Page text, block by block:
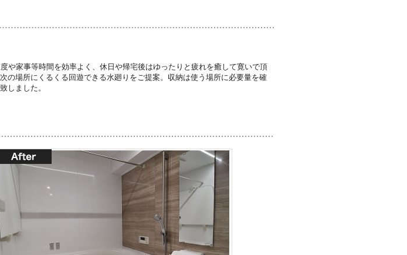
や家事等時間を効率よく、休日や帰宅後はゆったりと疲れを癒して寛いで頂
の場所にくるくる回遊できる水廻りをご提案。収納は使う場所に必要量を確
しました。